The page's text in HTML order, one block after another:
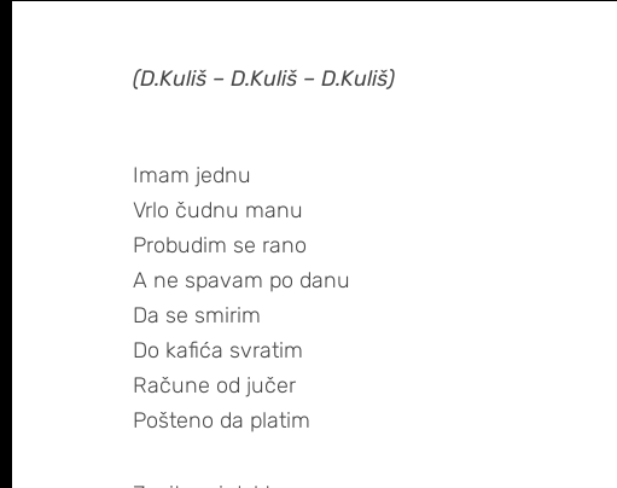
(D.Kuliš – D.Kuliš – D.Kuliš)
Imam jednu
Vrlo čudnu manu
Probudim se rano
A ne spavam po danu
Da se smirim
Do kafića svratim
Račune od jučer
Pošteno da platim